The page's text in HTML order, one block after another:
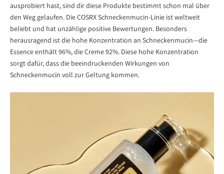
ausprobiert hast, sind dir diese Produkte bestimmt schon mal über
den Weg gelaufen. Die COSRX Schneckenmucin-Linie ist weltweit
beliebt und hat unzählige positive Bewertungen. Besonders
herausragend ist die hohe Konzentration an Schneckenmucin—die
Essence enthält 96%, die Creme 92%. Diese hohe Konzentration
sorgt dafür, dass die beeindruckenden Wirkungen von
Schneckenmucin voll zur Geltung kommen.